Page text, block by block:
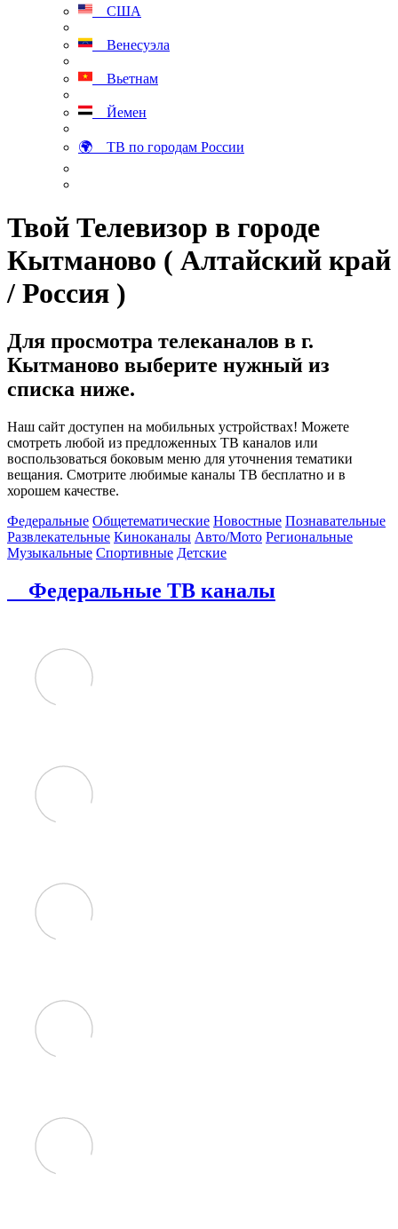
США
Венесуэла
Вьетнам
Йемен
🌍 ТВ по городам России
Твой Телевизор в городе
Кытманово ( Алтайский край
/ Россия )
Для просмотра телеканалов в г.
Кытманово выберите нужный из
списка ниже.
Наш сайт доступен на мобильных устройствах! Можете
смотреть любой из предложенных ТВ каналов или
воспользоваться боковым меню для уточнения тематики
вещания. Смотрите любимые каналы ТВ бесплатно и в
хорошем качестве.
Федеральные Общетематические Новостные Познавательные
Развлекательные Киноканалы Авто/Мото Региональные
Музыкальные Спортивные Детские
Федеральные ТВ каналы